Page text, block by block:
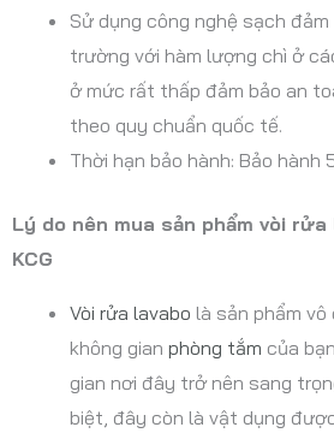
Sử dụng công nghệ sạch đảm
trường với hàm lượng chì ở
ở mức rất thấp đảm bảo an
theo quy chuẩn quốc tế.
Thời hạn bảo hành: Bảo hành
Lý do nên mua sản phẩm vòi rửa
KCG
Vòi rửa lavabo là sản phẩm
không gian phòng tắm của
gian nơi đây trở nên sang
biệt, đây còn là vật dụng